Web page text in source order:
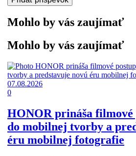
Mohlo by vás zaujímať
Mohlo by vás zaujímať
07.08.2026
0
HONOR prináša filmové
do mobilnej tvorby a
éru mobilnej fotografie